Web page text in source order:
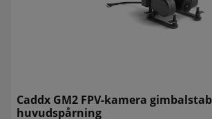
Caddx GM2 FPV-kamera
huvudspårning